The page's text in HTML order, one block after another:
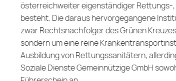
österreichweiter eigenständiger Rettungs-
besteht. Die daraus hervorgegangene
zwar Rechtsnachfolger des Grünen
sondern um eine reine
Ausbildung von Rettungssanitätern,
Soziale Dienste Gemeinnützige GmbH